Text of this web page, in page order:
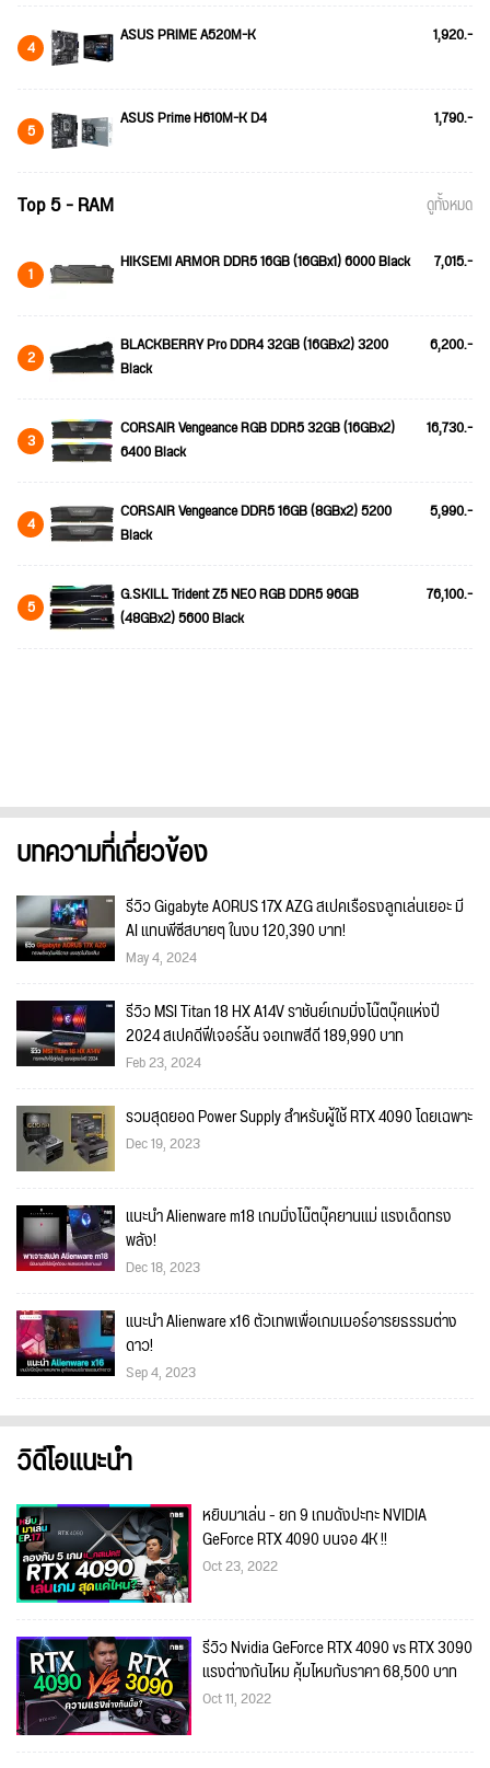
4 ASUS PRIME A520M-K 1,920.-
5 ASUS Prime H610M-K D4 1,790.-
Top 5 - RAM ดูทั้งหมด
1 HIKSEMI ARMOR DDR5 16GB (16GBx1) 6000 Black 7,015.-
2
BLACKBERRY Pro DDR4 32GB (16GBx2) 3200
Black
6,200.-
3
CORSAIR Vengeance RGB DDR5 32GB (16GBx2)
6400 Black
16,730.-
4
CORSAIR Vengeance DDR5 16GB (8GBx2) 5200
Black
5,990.-
5
G.SKILL Trident Z5 NEO RGB DDR5 96GB
(48GBx2) 5600 Black
76,100.-
บทความที่เกี่ยวข้อง
รีวิว Gigabyte AORUS 17X AZG สเปคเรือธงลูกเล่นเยอะ มี
AI แทนพีซีสบายๆ ในงบ 120,390 บาท!
May 4, 2024
รีวิว MSI Titan 18 HX A14V ราชันย์เกมมิ่งโน๊ตบุ๊คแห่งปี
2024 สเปคดีฟีเจอร์ล้น จอเทพสีดี 189,990 บาท
Feb 23, 2024
รวมสุดยอด Power Supply สำหรับผู้ใช้ RTX 4090 โดยเฉพาะ
Dec 19, 2023
แนะนำ Alienware m18 เกมมิ่งโน๊ตบุ๊คยานแม่ แรงเด็ดทรง
พลัง!
Dec 18, 2023
แนะนำ Alienware x16 ตัวเทพเพื่อเกมเมอร์อารยธรรมต่าง
ดาว!
Sep 4, 2023
วิดีโอแนะนำ
หยิบมาเล่น - ยก 9 เกมดังปะทะ NVIDIA
GeForce RTX 4090 บนจอ 4K !!
Oct 23, 2022
รีวิว Nvidia GeForce RTX 4090 vs RTX 3090
แรงต่างกันไหม คุ้มไหมกับราคา 68,500 บาท
Oct 11, 2022